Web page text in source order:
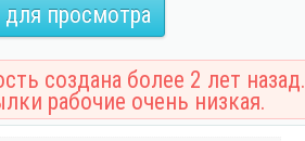
просмотра
создана более 2 лет назад.
рабочие очень низкая.